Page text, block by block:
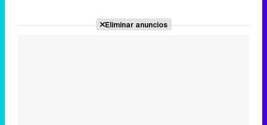
Eliminar anuncios